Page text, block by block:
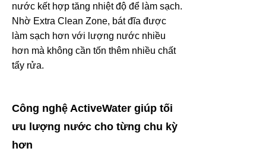
nước kết hợp tăng nhiệt độ để làm sạch.
Nhờ Extra Clean Zone, bát đĩa được
làm sạch hơn với lượng nước nhiều
hơn mà không cần tốn thêm nhiều chất
tẩy rửa.
Công nghệ ActiveWater giúp tối
ưu lượng nước cho từng chu kỳ
hơn